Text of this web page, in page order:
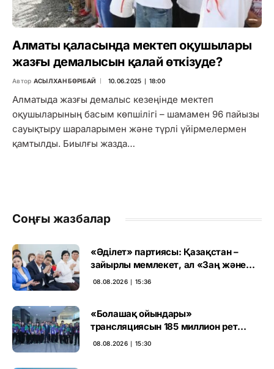
Алматы қаласында мектеп оқушылары
жазғы демалысын қалай өткізуде?
Автор АСЫЛХАН БӨРІБАЙ 10.06.2025 ∣ 18:00
Алматыда жазғы демалыс кезеңінде мектеп
оқушыларының басым көпшілігі – шамамен 96 пайызы
сауықтыру шараларымен және түрлі үйірмелермен
қамтылды. Биылғы жазда…
Соңғы жазбалар
«Әділет» партиясы: Қазақстан –
зайырлы мемлекет, ал «Заң және
тәртіп» қағидаты баршаға міндетті
08.08.2026 ∣ 15:36
«Болашақ ойындары»
трансляциясын 185 миллион рет
көрген
08.08.2026 ∣ 15:30